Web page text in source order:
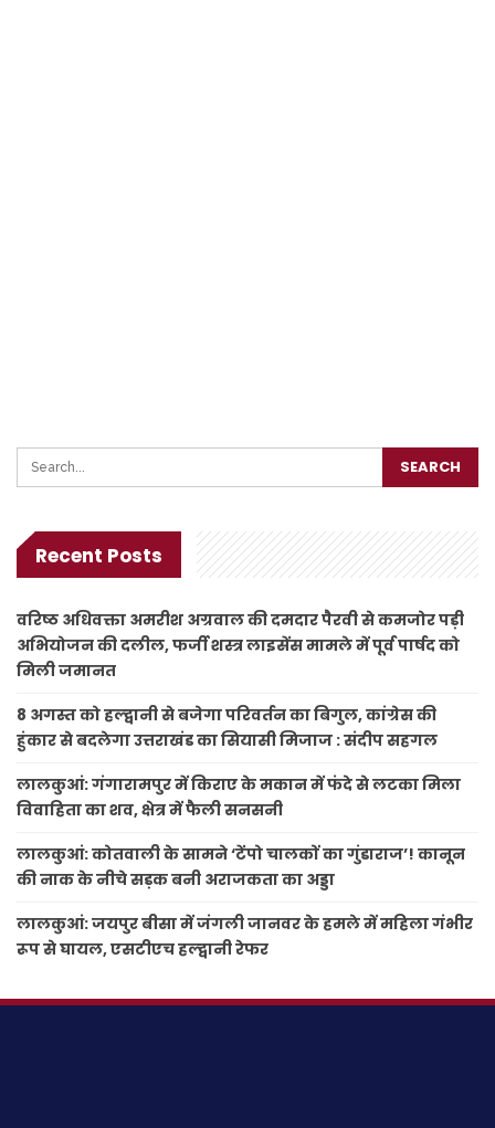
Recent Posts
वरिष्ठ अधिवक्ता अमरीश अग्रवाल की दमदार पैरवी से कमजोर पड़ी
अभियोजन की दलील, फर्जी शस्त्र लाइसेंस मामले में पूर्व पार्षद को
मिली जमानत
8 अगस्त को हल्द्वानी से बजेगा परिवर्तन का बिगुल, कांग्रेस की
हुंकार से बदलेगा उत्तराखंड का सियासी मिजाज : संदीप सहगल
लालकुआं: गंगारामपुर में किराए के मकान में फंदे से लटका मिला
विवाहिता का शव, क्षेत्र में फैली सनसनी
लालकुआं: कोतवाली के सामने ‘टेंपो चालकों का गुंडाराज’! कानून
की नाक के नीचे सड़क बनी अराजकता का अड्डा
लालकुआं: जयपुर बीसा में जंगली जानवर के हमले में महिला गंभीर
रूप से घायल, एसटीएच हल्द्वानी रेफर